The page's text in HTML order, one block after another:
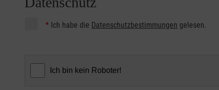
* Ich habe die Datenschutzbestimmungen gelesen.